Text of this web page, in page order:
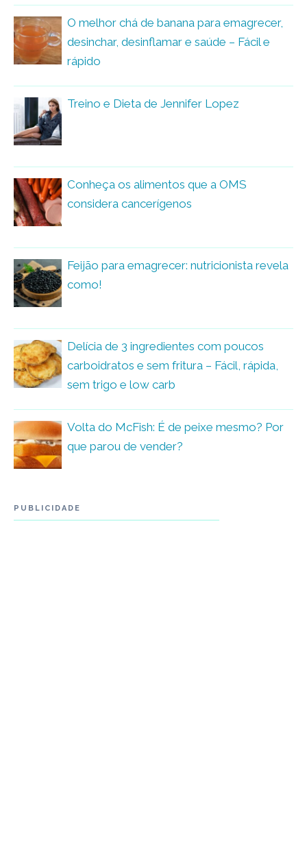
O melhor chá de banana para emagrecer,
desinchar, desinflamar e saúde – Fácil e
rápido
Treino e Dieta de Jennifer Lopez
Conheça os alimentos que a OMS
considera cancerígenos
Feijão para emagrecer: nutricionista revela
como!
Delícia de 3 ingredientes com poucos
carboidratos e sem fritura – Fácil, rápida,
sem trigo e low carb
Volta do McFish: É de peixe mesmo? Por
que parou de vender?
PUBLICIDADE